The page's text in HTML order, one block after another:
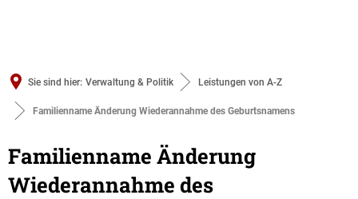
Sie sind hier: Verwaltung & Politik Leistungen von A-Z
Familienname Änderung Wiederannahme des Geburtsnamens
Familienname Änderung
Wiederannahme des